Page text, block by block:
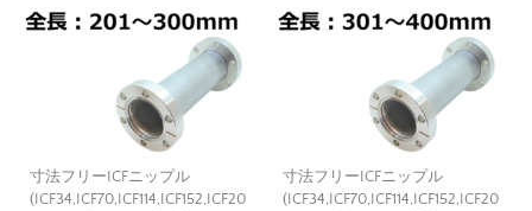
寸法フリーICFニップル
(ICF34,ICF70,ICF114,ICF152,ICF20
寸法フリーICFニップル
(ICF34,ICF70,ICF114,ICF152,ICF20